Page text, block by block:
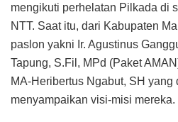
mengikuti perhelatan Pilkada di
NTT. Saat itu, dari Kabupaten
paslon yakni Ir. Agustinus
Tapung, S.Fil, MPd (Paket
MA-Heribertus Ngabut, SH yang
menyampaikan visi-misi mereka.